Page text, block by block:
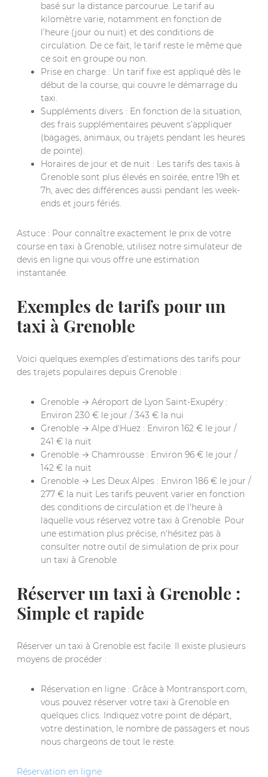
basé sur la distance parcourue. Le tarif au
kilomètre varie, notamment en fonction de
l’heure (jour ou nuit) et des conditions de
circulation. De ce fait, le tarif reste le même que
ce soit en groupe ou non.
Prise en charge : Un tarif fixe est appliqué dès le
début de la course, qui couvre le démarrage du
taxi.
Suppléments divers : En fonction de la situation,
des frais supplémentaires peuvent s’appliquer
(bagages, animaux, ou trajets pendant les heures
de pointe).
Horaires de jour et de nuit : Les tarifs des taxis à
Grenoble sont plus élevés en soirée, entre 19h et
7h, avec des différences aussi pendant les week-
ends et jours fériés.
Astuce : Pour connaître exactement le prix de votre
course en taxi à Grenoble, utilisez notre simulateur de
devis en ligne qui vous offre une estimation
instantanée.
Exemples de tarifs pour un
taxi à Grenoble
Voici quelques exemples d’estimations des tarifs pour
des trajets populaires depuis Grenoble :
Grenoble → Aéroport de Lyon Saint-Exupéry :
Environ 230 € le jour / 343 € la nui
Grenoble → Alpe d'Huez : Environ 162 € le jour /
241 € la nuit
Grenoble → Chamrousse : Environ 96 € le jour /
142 € la nuit
Grenoble → Les Deux Alpes : Environ 186 € le jour /
277 € la nuit Les tarifs peuvent varier en fonction
des conditions de circulation et de l'heure à
laquelle vous réservez votre taxi à Grenoble. Pour
une estimation plus précise, n'hésitez pas à
consulter notre outil de simulation de prix pour
un taxi à Grenoble.
Réserver un taxi à Grenoble :
Simple et rapide
Réserver un taxi à Grenoble est facile. Il existe plusieurs
moyens de procéder :
Réservation en ligne : Grâce à Montransport.com,
vous pouvez réserver votre taxi à Grenoble en
quelques clics. Indiquez votre point de départ,
votre destination, le nombre de passagers et nous
nous chargeons de tout le reste.
Réservation en ligne